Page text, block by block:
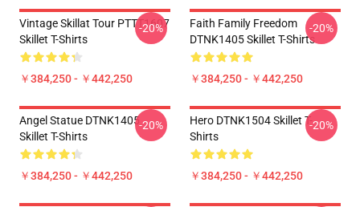
Vintage Skillat Tour PTTT1607
Skillet T-Shirts
￥384,250 - ￥442,250
-20%
Faith Family Freedom
DTNK1405 Skillet T-Shirts
￥384,250 - ￥442,250
-20%
Angel Statue DTNK1405
Skillet T-Shirts
￥384,250 - ￥442,250
-20%
Hero DTNK1504 Skillet T-
Shirts
￥384,250 - ￥442,250
-20%